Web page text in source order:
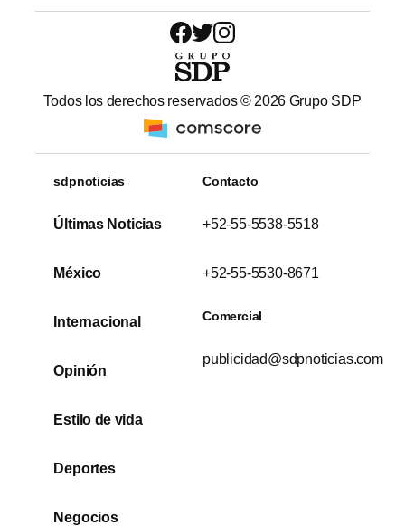
Todos los derechos reservados © 2026 Grupo SDP
sdpnoticias
Últimas Noticias
México
Internacional
Opinión
Estilo de vida
Deportes
Negocios
Contacto
+52-55-5538-5518
+52-55-5530-8671
Comercial
publicidad@sdpnoticias.com